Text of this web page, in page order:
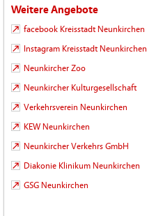
Weitere Angebote
facebook Kreisstadt Neunkirchen
Instagram Kreisstadt Neunkirchen
Neunkircher Zoo
Neunkircher Kulturgesellschaft
Verkehrsverein Neunkirchen
KEW Neunkirchen
Neunkircher Verkehrs GmbH
Diakonie Klinikum Neunkirchen
GSG Neunkirchen